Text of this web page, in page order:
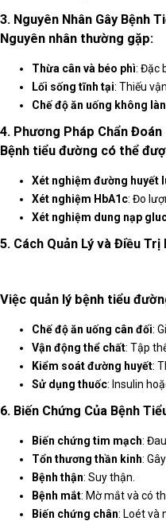
3. Nguyên Nhân Gây Bệnh
Nguyên nhân thường gặp:
Thừa cân và béo phì: Đặc
Lối sống tĩnh tại: Thiếu
Chế độ ăn uống không
4. Phương Pháp Chẩn Đoán
Bệnh tiểu đường có thể
Xét nghiệm đường huyết
Xét nghiệm HbA1c: Đo
Xét nghiệm dung nạp
5. Cách Quản Lý và Điều
Việc quản lý bệnh tiểu
Chế độ ăn uống cân đối:
Vận động thể chất: Tập
Kiểm soát đường huyết:
Sử dụng thuốc: Insulin
6. Biến Chứng Của Bệnh
Biến chứng tim mạch:
Tổn thương thần kinh:
Bệnh thận: Suy thận.
Bệnh mắt: Mờ mắt và có
Biến chứng chân: Loét và